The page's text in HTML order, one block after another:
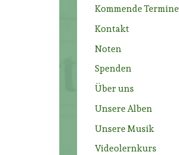
:
Kommende Termine
Kontakt
Noten
Spenden
Über uns
Unsere Alben
Unsere Musik
Videolernkurs